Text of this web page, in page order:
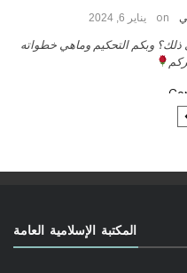
لدي بنشر كتابي معكم
المكتبة الإسلامية العامة